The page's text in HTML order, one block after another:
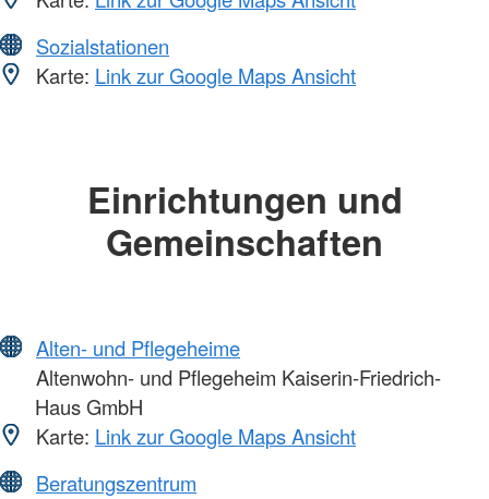
Sozialstationen
Karte: Link zur Google Maps Ansicht
Einrichtungen und
Gemeinschaften
Alten- und Pflegeheime
Altenwohn- und Pflegeheim Kaiserin-Friedrich-
Haus GmbH
Karte: Link zur Google Maps Ansicht
Beratungszentrum